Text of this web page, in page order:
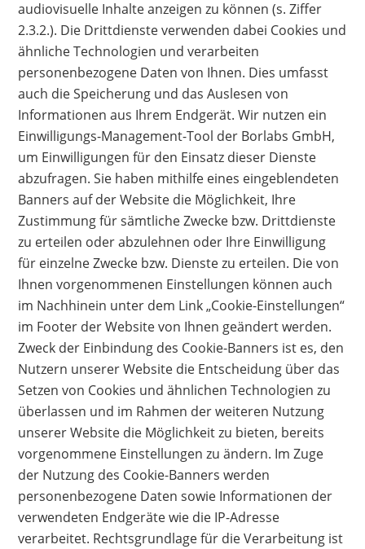
audiovisuelle Inhalte anzeigen zu können (s. Ziffer
2.3.2.). Die Drittdienste verwenden dabei Cookies und
ähnliche Technologien und verarbeiten
personenbezogene Daten von Ihnen. Dies umfasst
auch die Speicherung und das Auslesen von
Informationen aus Ihrem Endgerät. Wir nutzen ein
Einwilligungs-Management-Tool der Borlabs GmbH,
um Einwilligungen für den Einsatz dieser Dienste
abzufragen. Sie haben mithilfe eines eingeblendeten
Banners auf der Website die Möglichkeit, Ihre
Zustimmung für sämtliche Zwecke bzw. Drittdienste
zu erteilen oder abzulehnen oder Ihre Einwilligung
für einzelne Zwecke bzw. Dienste zu erteilen. Die von
Ihnen vorgenommenen Einstellungen können auch
im Nachhinein unter dem Link „Cookie-Einstellungen“
im Footer der Website von Ihnen geändert werden.
Zweck der Einbindung des Cookie-Banners ist es, den
Nutzern unserer Website die Entscheidung über das
Setzen von Cookies und ähnlichen Technologien zu
überlassen und im Rahmen der weiteren Nutzung
unserer Website die Möglichkeit zu bieten, bereits
vorgenommene Einstellungen zu ändern. Im Zuge
der Nutzung des Cookie-Banners werden
personenbezogene Daten sowie Informationen der
verwendeten Endgeräte wie die IP-Adresse
verarbeitet. Rechtsgrundlage für die Verarbeitung ist